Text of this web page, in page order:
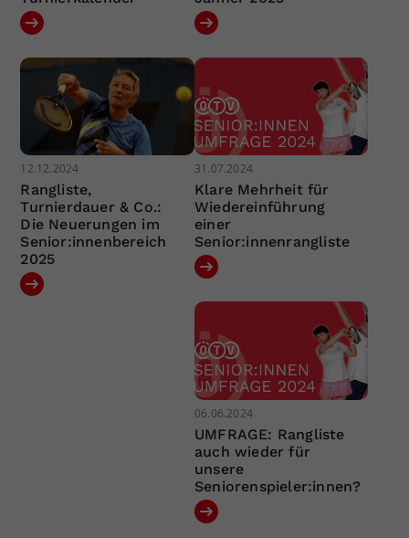
12.12.2024
Rangliste,
Turnierdauer & Co.:
Die Neuerungen im
Senior:innenbereich
2025
31.07.2024
Klare Mehrheit für
Wiedereinführung
einer
Senior:innenrangliste
06.06.2024
UMFRAGE: Rangliste
auch wieder für
unsere
Seniorenspieler:innen?